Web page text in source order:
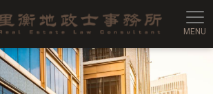
里